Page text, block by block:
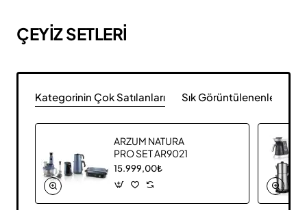
ÇEYİZ SETLERİ
Kategorinin Çok Satılanları Sık Görüntülenenler
ARZUM NATURA
PRO SET AR9021
15.999,00₺